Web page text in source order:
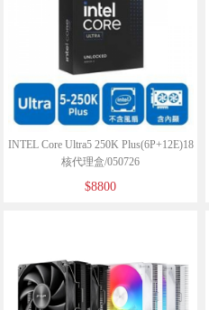
INTEL Core Ultra5 250K Plus(6P+12E)18
核代理盒/050726
$8800